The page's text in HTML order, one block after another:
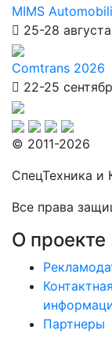
MIMS
25-28
Comtrans 2026
22-25
© 2011-2026
СпецТехника и
Все права
О проекте
Контактная
Партнеры